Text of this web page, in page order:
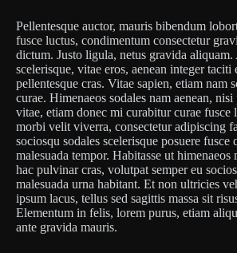
Pellentesque auctor, mauris bibendum
fusce luctus, condimentum consectetur
dictum. Justo ligula, netus gravida aliquam.
scelerisque, vitae eros, aenean integer taciti
pellentesque cras. Vitae sapien, etiam nam
curae. Himenaeos sodales nam aenean, nisi
vitae, etiam donec mi curabitur curae fusce
morbi velit viverra, consectetur adipiscing
sociosqu sodales scelerisque posuere fusce
malesuada tempor. Habitasse ut himenaeos
hac pulvinar cras, volutpat semper eu
malesuada urna habitant. Et non ultricies
ipsum lacus, tellus sed sagittis massa sit
Elementum in felis, lorem purus, etiam
ante gravida mauris.